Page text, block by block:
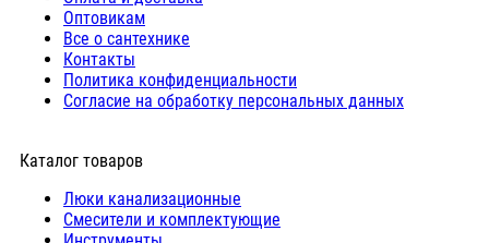
Оптовикам
Все о сантехнике
Контакты
Политика конфиденциальности
Согласие на обработку персональных данных
Каталог товаров
Люки канализационные
Cмесители и комплектующие